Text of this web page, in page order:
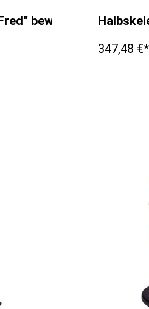
beweglich, mit
347,48 €*